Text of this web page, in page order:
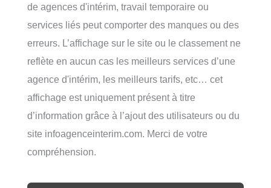
de agences d'intérim, travail temporaire ou
services liés peut comporter des manques ou des
erreurs. L’affichage sur le site ou le classement ne
reflète en aucun cas les meilleurs services d’une
agence d'intérim, les meilleurs tarifs, etc… cet
affichage est uniquement présent à titre
d’information grâce à l’ajout des utilisateurs ou du
site infoagenceinterim.com. Merci de votre
compréhension.